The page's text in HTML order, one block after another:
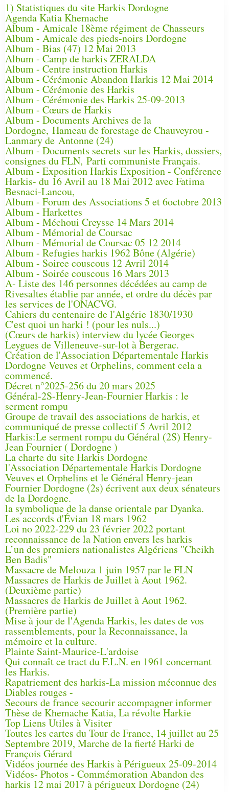
1) Statistiques du site Harkis Dordogne
Agenda Katia Khemache
Album - Amicale 18ème régiment de Chasseurs
Album - Amicale des pieds-noirs Dordogne
Album - Bias (47) 12 Mai 2013
Album - Camp de harkis ZERALDA
Album - Centre instruction Harkis
Album - Cérémonie Abandon Harkis 12 Mai 2014
Album - Cérémonie des Harkis
Album - Cérémonie des Harkis 25-09-2013
Album - Cœurs de Harkis
Album - Documents Archives de la
Dordogne, Hameau de forestage de Chauveyrou -
Lanmary de Antonne (24)
Album - Documents secrets sur les Harkis, dossiers,
consignes du FLN, Parti communiste Français.
Album - Exposition Harkis Exposition - Conférence
Harkis- du 16 Avril au 18 Mai 2012 avec Fatima
Besnaci-Lancou,
Album - Forum des Associations 5 et 6octobre 2013
Album - Harkettes
Album - Méchoui Creysse 14 Mars 2014
Album - Mémorial de Coursac
Album - Mémorial de Coursac 05 12 2014
Album - Refugies harkis 1962 Bône (Algérie)
Album - Soiree couscous 12 Avril 2014
Album - Soirée couscous 16 Mars 2013
A- Liste des 146 personnes décédées au camp de
Rivesaltes établie par année, et ordre du décès par
les services de l'ONACVG.
Cahiers du centenaire de l'Algérie 1830/1930
C'est quoi un harki ! (pour les nuls...)
(Cœurs de harkis) interview du lycée Georges
Leygues de Villeneuve-sur-lot à Bergerac.
Création de l'Association Départementale Harkis
Dordogne Veuves et Orphelins, comment cela a
commencé.
Décret n°2025-256 du 20 mars 2025
Général-2S-Henry-Jean-Fournier Harkis : le
serment rompu
Groupe de travail des associations de harkis, et
communiqué de presse collectif 5 Avril 2012
Harkis:Le serment rompu du Général (2S) Henry-
Jean Fournier ( Dordogne )
La charte du site Harkis Dordogne
l'Association Départementale Harkis Dordogne
Veuves et Orphelins et le Général Henry-jean
Fournier Dordogne (2s) écrivent aux deux sénateurs
de la Dordogne.
la symbolique de la danse orientale par Dyanka.
Les accords d'Évian 18 mars 1962
Loi no 2022-229 du 23 février 2022 portant
reconnaissance de la Nation envers les harkis
L’un des premiers nationalistes Algériens "Cheikh
Ben Badis"
Massacre de Melouza 1 juin 1957 par le FLN
Massacres de Harkis de Juillet à Aout 1962.
(Deuxième partie)
Massacres de Harkis de Juillet à Aout 1962.
(Première partie)
Mise à jour de l'Agenda Harkis, les dates de vos
rassemblements, pour la Reconnaissance, la
mémoire et la culture.
Plainte Saint-Maurice-L'ardoise
Qui connaît ce tract du F.L.N. en 1961 concernant
les Harkis.
Rapatriement des harkis-La mission méconnue des
Diables rouges -
Secours de france secourir accompagner informer
Thèse de Khemache Katia, La révolte Harkie
Top Liens Utiles à Visiter
Toutes les cartes du Tour de France, 14 juillet au 25
Septembre 2019, Marche de la fierté Harki de
François Gérard
Vidéos journée des Harkis à Périgueux 25-09-2014
Vidéos- Photos - Commémoration Abandon des
harkis 12 mai 2017 à périgueux Dordogne (24)